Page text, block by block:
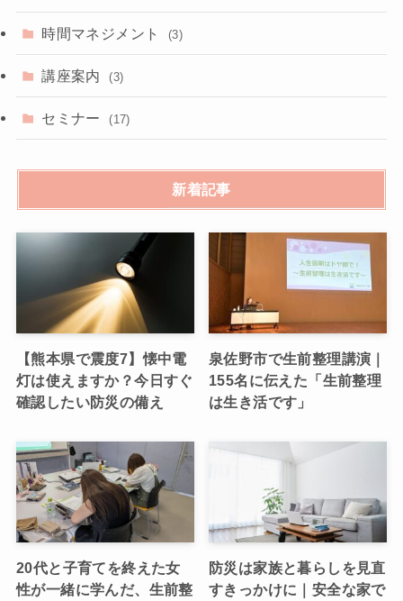
時間マネジメント (3)
講座案内 (3)
セミナー (17)
新着記事
【熊本県で震度7】懐中電
灯は使えますか？今日すぐ
確認したい防災の備え
泉佐野市で生前整理講演｜
155名に伝えた「生前整理
は生き活です」
20代と子育てを終えた女
性が一緒に学んだ、生前整
防災は家族と暮らしを見直
すきっかけに｜安全な家で